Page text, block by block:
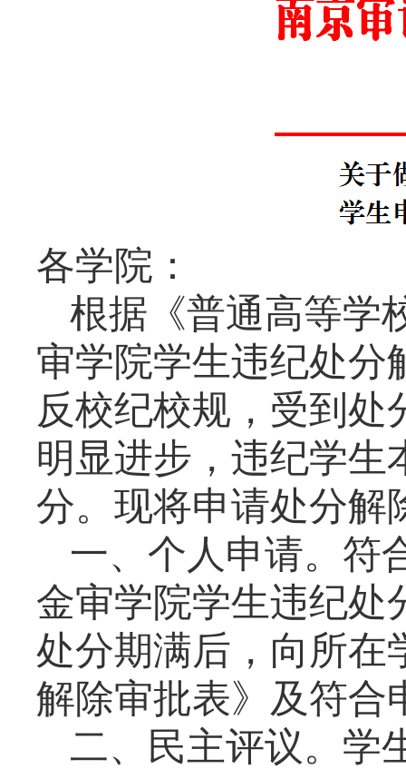
各学院：
根据《普通高等学
审学院学生违纪处分
反校纪校规，受到
明显进步，违纪学生
分。现将申请处分解
一、个人申请。符
金审学院学生违纪处
处分期满后，向所在
解除审批表》及符合
二、民主评议。学